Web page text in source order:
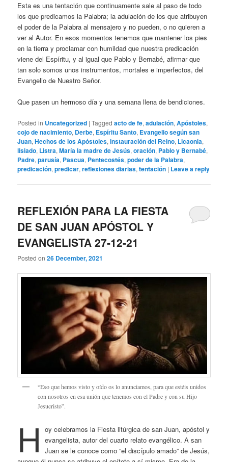
Esta es una tentación que continuamente sale al paso de todo
los que predicamos la Palabra; la adulación de los que atribuyen
el poder de la Palabra al mensajero y no pueden, o no quieren a
ver al Autor. En esos momentos tenemos que mantener los pies
en la tierra y proclamar con humildad que nuestra predicación
viene del Espíritu, y al igual que Pablo y Bernabé, afirmar que
tan solo somos unos instrumentos, mortales e imperfectos, del
Evangelio de Nuestro Señor.
Que pasen un hermoso día y una semana llena de bendiciones.
Posted in Uncategorized |Tagged acto de fe,adulación,Apóstoles,
cojo de nacimiento, Derbe, Espíritu Santo, Evangelio según san
Juan,Hechos de los Apóstoles,instauración del Reino, Licaonia,
lisiado, Listra,María la madre de Jesús,oración, Pablo y Bernabé,
Padre,parusía, Pascua, Pentecostés,poder de la Palabra,
predicación,predicar,reflexiones diarias,tentación | Leave a reply
REFLEXIÓN PARA LA FIESTA
DE SAN JUAN APÓSTOL Y
EVANGELISTA 27-12-21
Posted on26 December, 2021
“Eso que hemos visto y oído os lo anunciamos, para que estéis unidos
con nosotros en esa unión que tenemos con el Padre y con su Hijo
Jesucristo”.
H
oy celebramos la Fiesta litúrgica de san Juan, apóstol y
evangelista, autor del cuarto relato evangélico. A san
Juan se le conoce como “el discípulo amado” de Jesús,